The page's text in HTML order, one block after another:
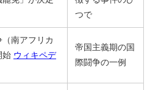
つで
南アフリカ
始 ウィキペデ
帝国主義期の国
際闘争の一例